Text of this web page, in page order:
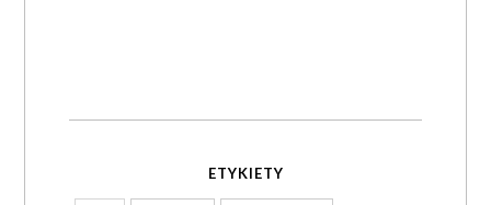
ETYKIETY